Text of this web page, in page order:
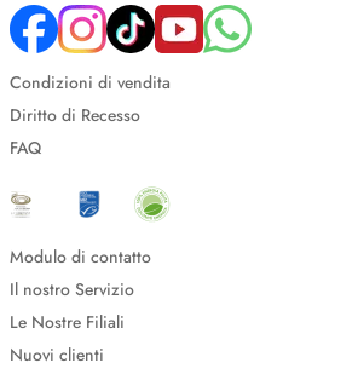
Condizioni di vendita
Diritto di Recesso
FAQ
Modulo di contatto
Il nostro Servizio
Le Nostre Filiali
Nuovi clienti